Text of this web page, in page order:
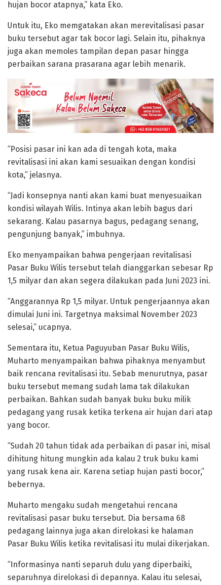
hujan bocor atapnya,” kata Eko.
Untuk itu, Eko memgatakan akan merevitalisasi pasar
buku tersebut agar tak bocor lagi. Selain itu, pihaknya
juga akan memoles tampilan depan pasar hingga
perbaikan sarana prasarana agar lebih menarik.
“Posisi pasar ini kan ada di tengah kota, maka
revitalisasi ini akan kami sesuaikan dengan kondisi
kota,” jelasnya.
“Jadi konsepnya nanti akan kami buat menyesuaikan
kondisi wilayah Wilis. Intinya akan lebih bagus dari
sekarang. Kalau pasarnya bagus, pedagang senang,
pengunjung banyak,” imbuhnya.
Eko menyampaikan bahwa pengerjaan revitalisasi
Pasar Buku Wilis tersebut telah dianggarkan sebesar Rp
1,5 milyar dan akan segera dilakukan pada Juni 2023 ini.
“Anggarannya Rp 1,5 milyar. Untuk pengerjaannya akan
dimulai Juni ini. Targetnya maksimal November 2023
selesai,” ucapnya.
Sementara itu, Ketua Paguyuban Pasar Buku Wilis,
Muharto menyampaikan bahwa pihaknya menyambut
baik rencana revitalisasi itu. Sebab menurutnya, pasar
buku tersebut memang sudah lama tak dilakukan
perbaikan. Bahkan sudah banyak buku buku milik
pedagang yang rusak ketika terkena air hujan dari atap
yang bocor.
“Sudah 20 tahun tidak ada perbaikan di pasar ini, misal
dihitung hitung mungkin ada kalau 2 truk buku kami
yang rusak kena air. Karena setiap hujan pasti bocor,”
bebernya.
Muharto mengaku sudah mengetahui rencana
revitalisasi pasar buku tersebut. Dia bersama 68
pedagang lainnya juga akan direlokasi ke halaman
Pasar Buku Wilis ketika revitalisasi itu mulai dikerjakan.
“Informasinya nanti separuh dulu yang diperbaiki,
separuhnya direlokasi di depannya. Kalau itu selesai,